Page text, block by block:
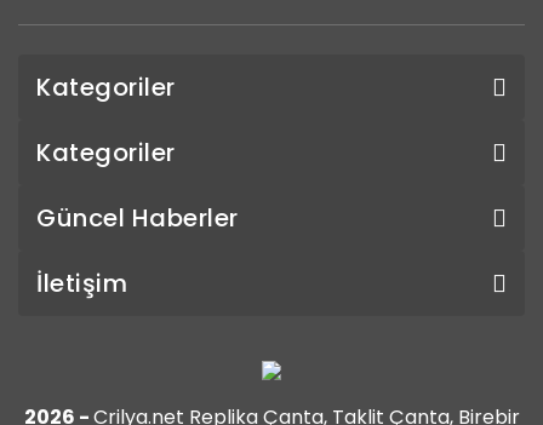
Kategoriler
Kategoriler
Güncel Haberler
İletişim
2026 -Crilya.net Replika Çanta, Taklit Çanta, Birebir